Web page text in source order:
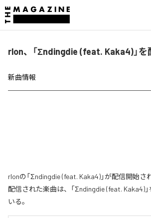
rlon、「Σndingdie (feat. Kaka4)」を
新曲情報
rlonの「Σndingdie (feat. Kaka4)」が配信開始
配信された楽曲は、「Σndingdie (feat. Kaka4)
いる。